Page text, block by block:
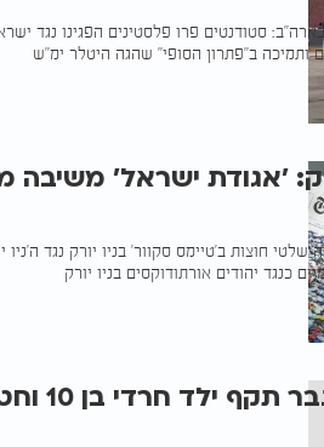
סטודנטים פרו פלסטינים הפגינו נגד
ותמיכה ב"פתרון הסופי" שהגה היטלר ימ"ש
'אגודת ישראל'
חוצות ב'טיימס סקוור' בניו יורק נגד ה'ניו
יהודים אורתודוקסים בניו יורק
אנטישמיות